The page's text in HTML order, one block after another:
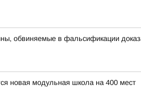
обвиняемые в фальсификации
новая модульная школа на 400 мест